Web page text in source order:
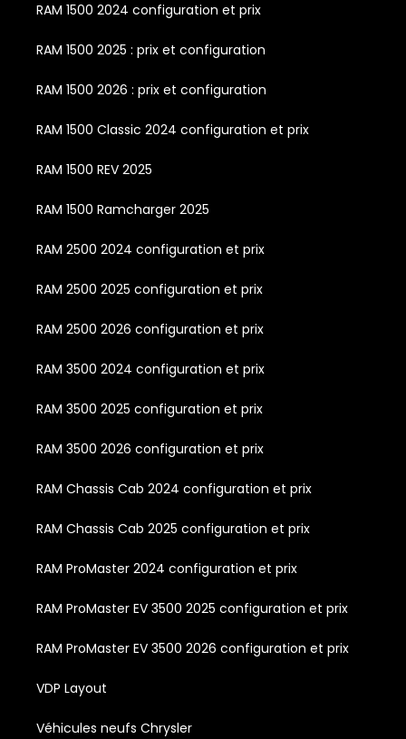
RAM 1500 2024 configuration et prix
RAM 1500 2025 : prix et configuration
RAM 1500 2026 : prix et configuration
RAM 1500 Classic 2024 configuration et prix
RAM 1500 REV 2025
RAM 1500 Ramcharger 2025
RAM 2500 2024 configuration et prix
RAM 2500 2025 configuration et prix
RAM 2500 2026 configuration et prix
RAM 3500 2024 configuration et prix
RAM 3500 2025 configuration et prix
RAM 3500 2026 configuration et prix
RAM Chassis Cab 2024 configuration et prix
RAM Chassis Cab 2025 configuration et prix
RAM ProMaster 2024 configuration et prix
RAM ProMaster EV 3500 2025 configuration et prix
RAM ProMaster EV 3500 2026 configuration et prix
VDP Layout
Véhicules neufs Chrysler